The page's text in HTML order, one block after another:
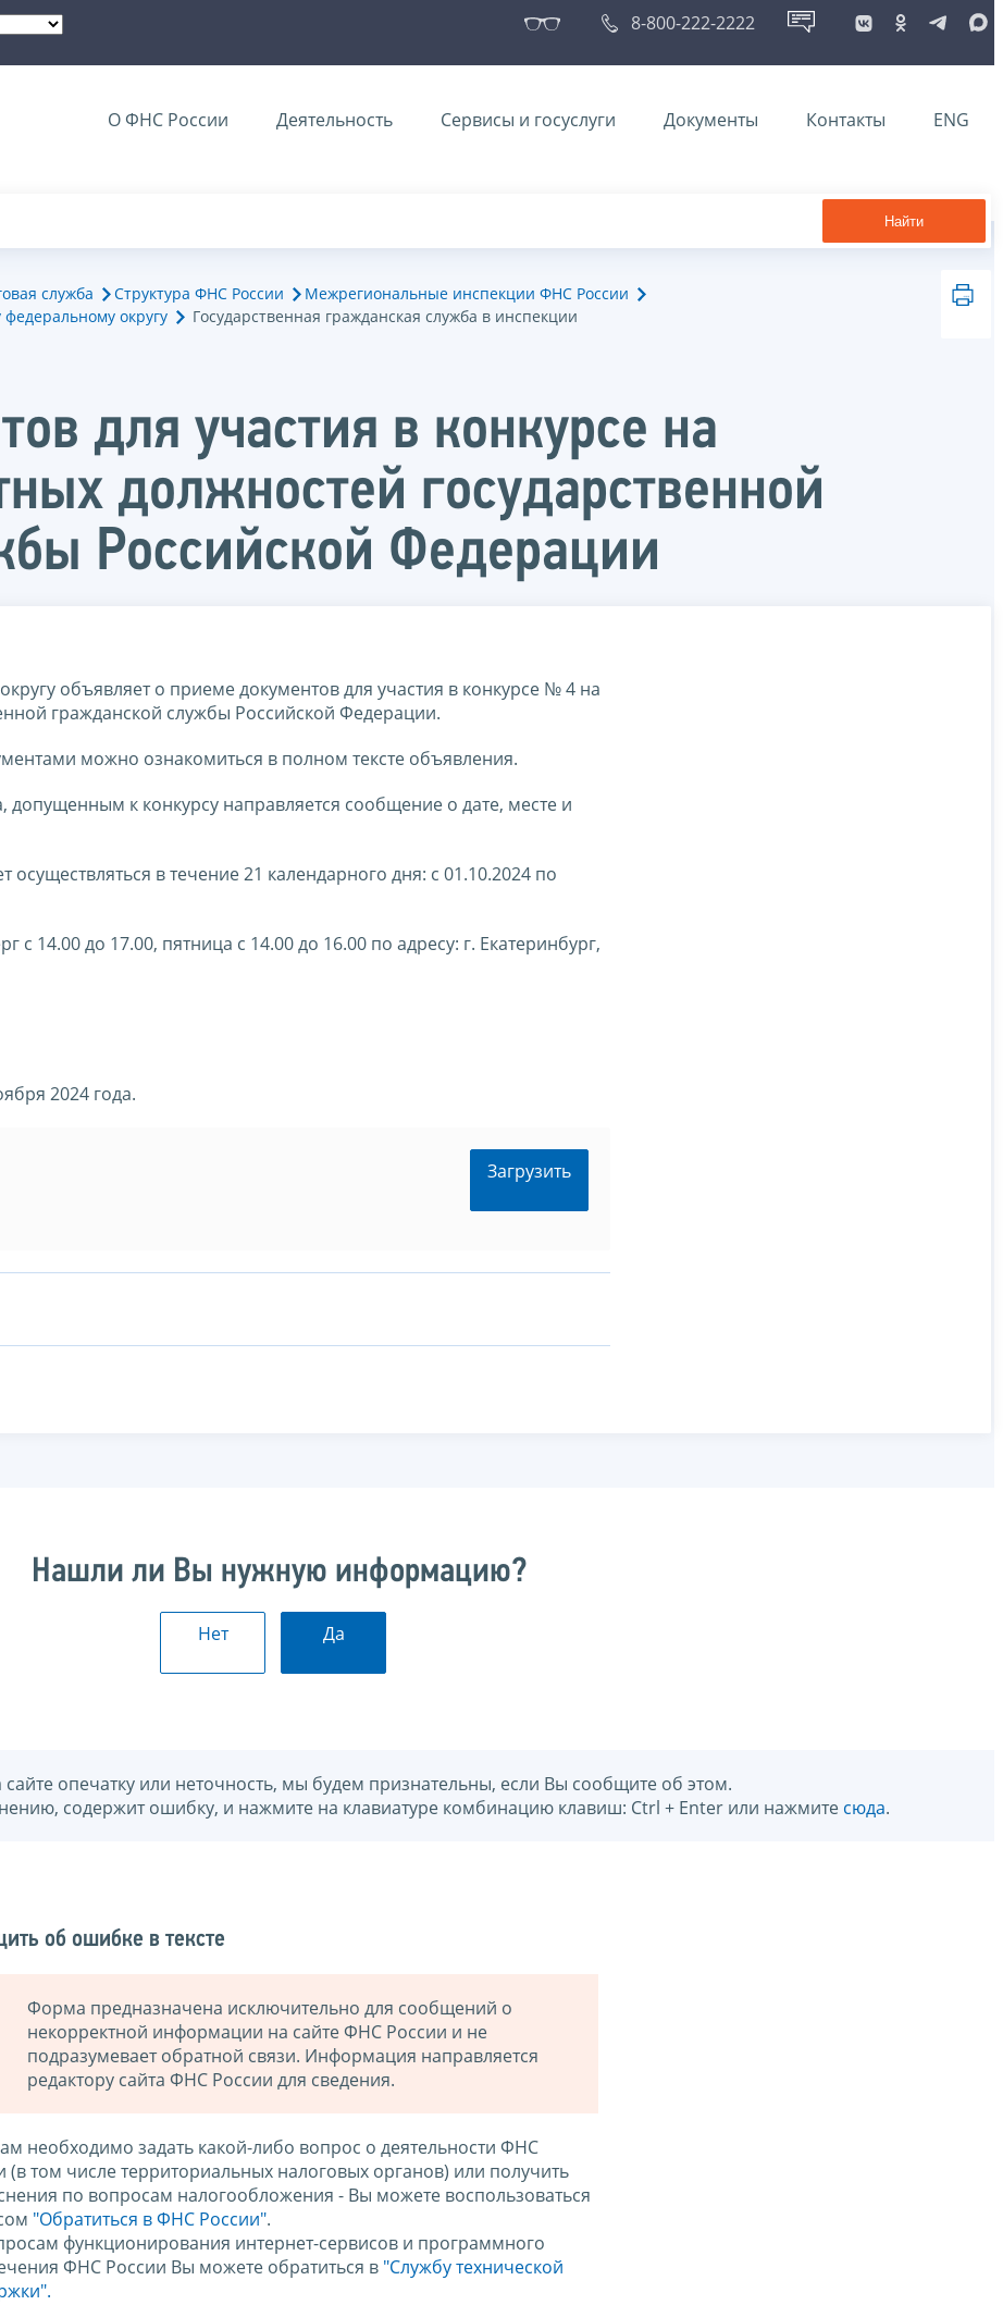
8-800-222-2222
О ФНС России Деятельность Сервисы и госуслуги Документы Контакты ENG
Найти
служба Структура ФНС России
Межрегиональные инспекции ФНС России
округу
Государственная гражданская служба в инспекции
для участия в конкурсе на
должностей государственной
Российской Федерации
объявляет о приеме документов для участия в конкурсе № 4 на
гражданской службы Российской Федерации.
можно ознакомиться в полном тексте объявления.
допущенным к конкурсу направляется сообщение о дате, месте и
осуществляться в течение 21 календарного дня: с 01.10.2024 по
14.00 до 17.00, пятница с 14.00 до 16.00 по адресу: г. Екатеринбург,
2024 года.
Загрузить
Нашли ли Вы нужную информацию?
Нет Да
опечатку или неточность, мы будем признательны, если Вы сообщите об этом.
содержит ошибку, и нажмите на клавиатуре комбинацию клавиш: Ctrl + Enter или нажмите сюда.
об ошибке в тексте
Форма предназначена исключительно для сообщений о
некорректной информации на сайте ФНС России и не
подразумевает обратной связи. Информация направляется
редактору сайта ФНС России для сведения.
необходимо задать какой-либо вопрос о деятельности ФНС
(в том числе территориальных налоговых органов) или получить
по вопросам налогообложения - Вы можете воспользоваться
"Обратиться в ФНС России".
функционирования интернет-сервисов и программного
ФНС России Вы можете обратиться в "Службу технической